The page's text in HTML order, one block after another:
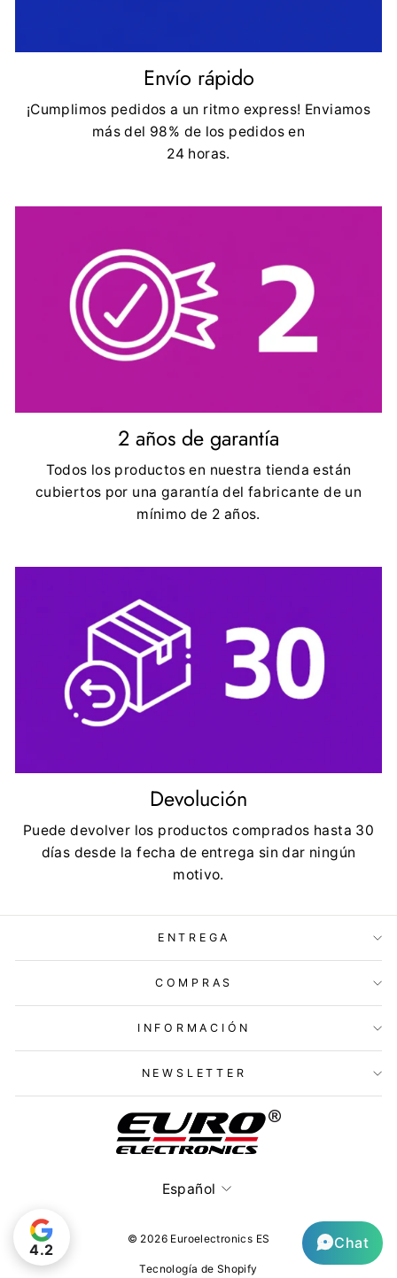
Envío rápido
¡Cumplimos pedidos a un ritmo express! Enviamos
más del 98% de los pedidos en
24 horas.
2 años de garantía
Todos los productos en nuestra tienda están
cubiertos por una garantía del fabricante de un
mínimo de 2 años.
Devolución
Puede devolver los productos comprados hasta 30
días desde la fecha de entrega sin dar ningún
motivo.
ENTREGA
COMPRAS
INFORMACIÓN
NEWSLETTER
Idioma
Español
© 2026 Euroelectronics ES
Tecnología de Shopify
4.2 Chat